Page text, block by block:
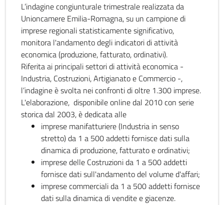
L’indagine congiunturale trimestrale realizzata da
Unioncamere Emilia-Romagna, su un campione di
imprese regionali statisticamente significativo,
monitora l'andamento degli indicatori di attività
economica (produzione, fatturato, ordinativi).
Riferita ai principali settori di attività economica -
Industria, Costruzioni, Artigianato e Commercio -,
l’indagine è svolta nei confronti di oltre 1.300 imprese.
L'elaborazione, disponibile online dal 2010 con serie
storica dal 2003, è dedicata alle
imprese manifatturiere (Industria in senso
stretto) da 1 a 500 addetti fornisce dati sulla
dinamica di produzione, fatturato e ordinativi;
imprese delle Costruzioni da 1 a 500 addetti
fornisce dati sull'andamento del volume d'affari;
imprese commerciali da 1 a 500 addetti fornisce
dati sulla dinamica di vendite e giacenze.